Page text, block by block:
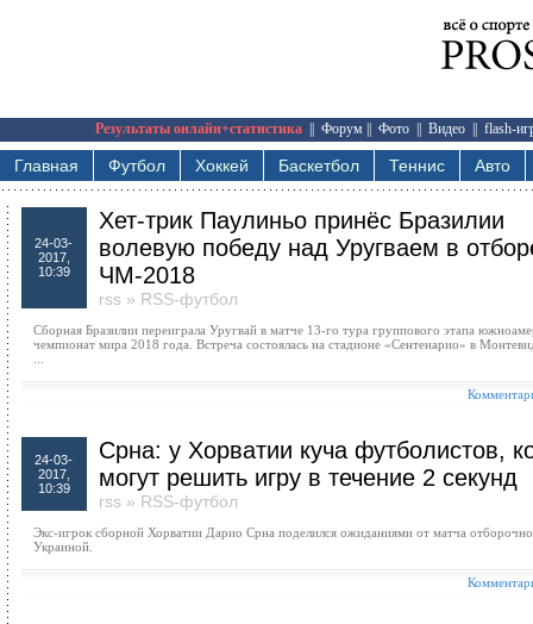
Результаты онлайн+статистика Форум Фото Видео flash-
Главная Футбол Хоккей Баскетбол Теннис Авто
24-03-
2017,
10:39
Хет-трик Паулиньо принёс Бразилии
волевую победу над Уругваем в
ЧМ-2018
rss » RSS-футбол
Сборная Бразилии переиграла Уругвай в матче 13-го тура группового этапа
чемпионат мира 2018 года. Встреча состоялась на стадионе «Сентенарио» в
24-03-
2017,
10:39
Срна: у Хорватии куча футболистов,
могут решить игру в течение 2 секунд
rss » RSS-футбол
Экс-игрок сборной Хорватии Дарио Срна поделился ожиданиями от матча
Украиной.